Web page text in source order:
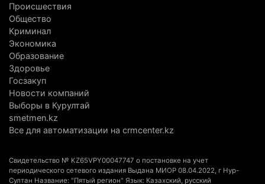
Казахстан может начать выпуск экологичного
топлива для самолетов: пилотный проект
запустят в Алатау
5 августа 2026 г. 12:32
Туриста с тяжелыми травмами эвакуировали в
горах Алматинской области после камнепада
5 августа 2026 г. 11:23
Хозяина собак, едва не загрызших ребенка в
трагедии
5 августа 2026 г. 09:17
Происшествия
Общество
Криминал
Экономика
Образование
Здоровье
Госзакуп
Новости компаний
Выборы в Курултай
smetmen.kz
Все для автоматизации на crmcenter.kz
Свидетельство № KZ65VPY00047747 о постановке на учет
периодического сетевого издания Выдана МИОР 08.04.2022, г Нур-
Султан Название: "Пятый регион" Язык: Казахский, русский